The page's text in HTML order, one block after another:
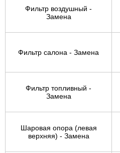
Фильтр воздушный -
Замена
Фильтр салона - Замена
Фильтр топливный -
Замена
Шаровая опора (левая
верхняя) - Замена